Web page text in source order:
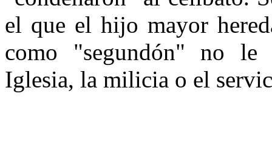
el que el hijo mayor
como "segundón" no le
Iglesia, la milicia o el